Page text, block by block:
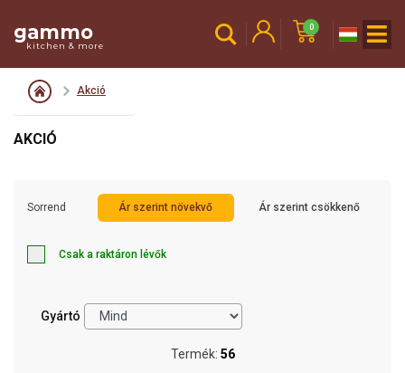
gammo
kitchen & more
0
Akció
AKCIÓ
Sorrend Ár szerint növekvő Ár szerint csökkenő
Csak a raktáron lévők
Gyártó
Termék: 56